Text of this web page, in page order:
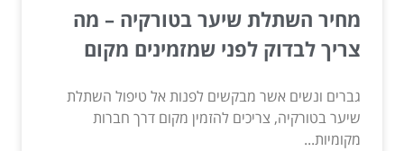
מחיר השתלת שיער בטורקיה – מה
צריך לבדוק לפני שמזמינים מקום
גברים ונשים אשר מבקשים לפנות אל טיפול השתלת
שיער בטורקיה, צריכים להזמין מקום דרך חברות
מקומיות...